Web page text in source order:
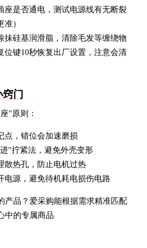
座是否通电，测试电源线有无断裂
准）
抹硅基润滑脂，清除毛发等缠绕物
位键10秒恢复出厂设置，注意会清
门
"原则：
点，错位会加速磨损
"拧紧法，避免外壳变形
散热孔，防止电机过热
电源，避免待机耗电损伤电路
产品？爱采购能根据需求精准匹配
中的专属商品